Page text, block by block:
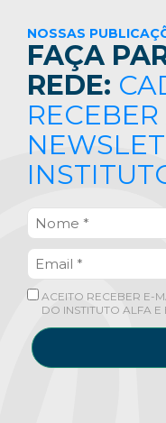
NOSSAS
FAÇA
REDE:
ACEITO RECEBER E-
DO INSTITUTO ALFA E